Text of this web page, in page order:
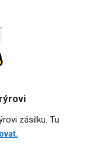
zásilku. Tu